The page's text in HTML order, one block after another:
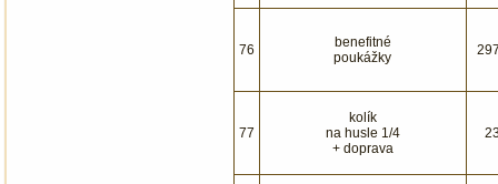
76
benefitné
poukážky
77
kolík
na husle 1/4
+ doprava